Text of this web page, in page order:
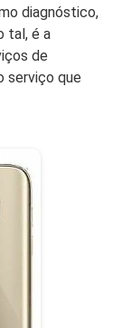
diagnóstico,
tal, é a
de
serviço que